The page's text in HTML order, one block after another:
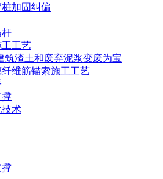
加固纠偏
杆
工艺
筑渣土和废弃泥浆变废为宝
维筋锚索施工工艺
撑
术
撑